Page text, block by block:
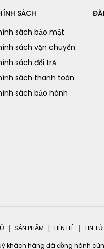
SÁCH
sách bảo mật
sách vận chuyển
sách đổi trả
sách thanh toán
sách bảo hành
SẢN PHẨM LIÊN HỆ TIN
khách hàng đã đồng hành